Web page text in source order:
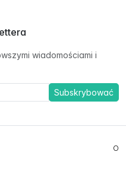
wiadomościami i
Subskrybować
O